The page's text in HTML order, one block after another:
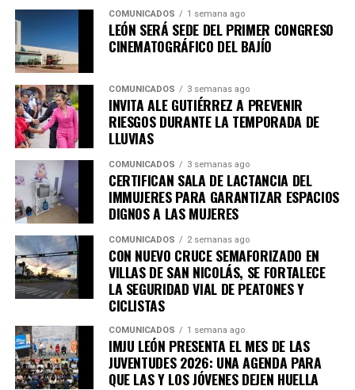
COMUNICADOS 1 semana ago
LEÓN SERÁ SEDE DEL PRIMER CONGRESO
CINEMATOGRÁFICO DEL BAJÍO
COMUNICADOS 3 semanas ago
INVITA ALE GUTIÉRREZ A PREVENIR
RIESGOS DURANTE LA TEMPORADA DE
LLUVIAS
COMUNICADOS 3 semanas ago
CERTIFICAN SALA DE LACTANCIA DEL
IMMUJERES PARA GARANTIZAR ESPACIOS
DIGNOS A LAS MUJERES
COMUNICADOS 2 semanas ago
CON NUEVO CRUCE SEMAFORIZADO EN
VILLAS DE SAN NICOLÁS, SE FORTALECE
LA SEGURIDAD VIAL DE PEATONES Y
CICLISTAS
COMUNICADOS 1 semana ago
IMJU LEÓN PRESENTA EL MES DE LAS
JUVENTUDES 2026: UNA AGENDA PARA
QUE LAS Y LOS JÓVENES DEJEN HUELLA